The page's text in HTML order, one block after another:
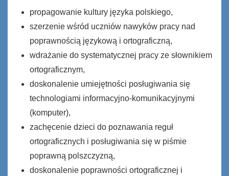
propagowanie kultury języka polskiego,
szerzenie wśród uczniów nawyków pracy nad
poprawnością językową i ortograficzną,
wdrażanie do systematycznej pracy ze słownikiem
ortograficznym,
doskonalenie umiejętności posługiwania się
technologiami informacyjno-komunikacyjnymi
(komputer),
zachęcenie dzieci do poznawania reguł
ortograficznych i posługiwania się w piśmie
poprawną polszczyzną,
doskonalenie poprawności ortograficznej i